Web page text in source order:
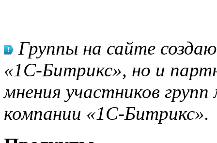
Группы на сайте
«1С-Битрикс», но и
мнения участников
компании «1С-Битрикс».